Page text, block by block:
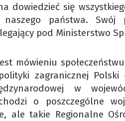
dowiedzieć się
naszego państwa.
pod Ministerstwo
mówieniu
zagranicznej
w
o poszczególne
ale takie Regionalne